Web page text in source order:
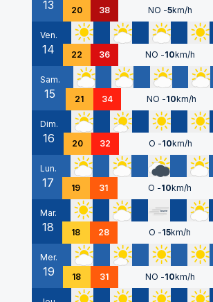
13 20 38 NO -5km/h
Ven.
14 22 36 NO -10km/h
Sam.
15 21 34 NO -10km/h
Dim.
16 20 32 O -10km/h
Lun.
17 19 31 O -10km/h
Mar.
18 18 28 O -15km/h
Mer.
19 18 31 NO -10km/h